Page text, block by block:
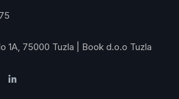
1A, 75000 Tuzla | Book d.o.o Tuzla